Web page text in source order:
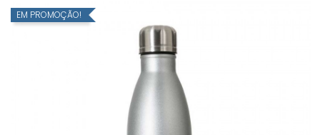
EM PROMOÇÃO!